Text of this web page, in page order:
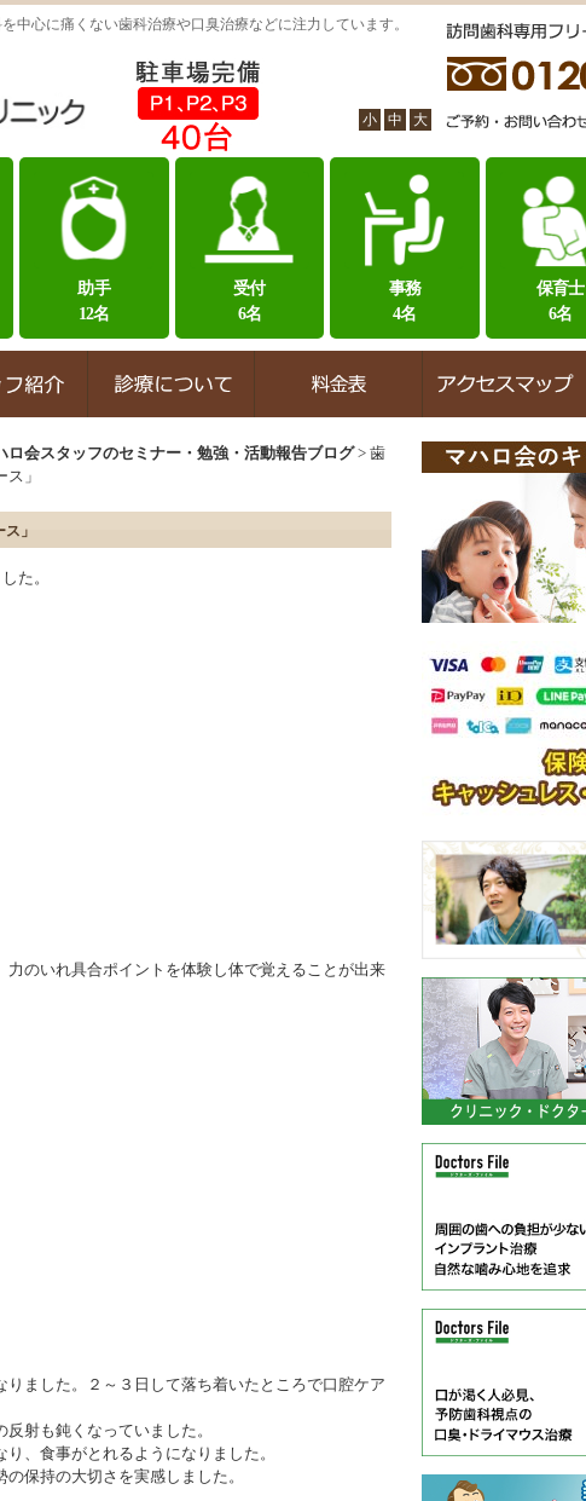
中心に痛くない歯科治療や口臭治療などに注力しています。
小 中 大
助手
12名
受付
6名
事務
4名
保育士
6名
ロ会スタッフのセミナー・勉強・活動報告ブログ> 歯
」
」
た。
のいれ具合ポイントを体験し体で覚えることが出来
ました。２～３日して落ち着いたところで口腔ケア
射も鈍くなっていました。
、食事がとれるようになりました。
保持の大切さを実感しました。